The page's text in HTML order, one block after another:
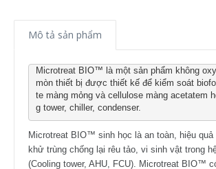
Mô tả sản phẩm
Microtreat BIO™ là một sản phẩm không
mòn thiết bị được thiết kế để kiểm soát
te màng mỏng và cellulose màng acetatem
g tower, chiller, condenser.
Microtreat BIO™ sinh học là an toàn, hiệu quả
khử trùng chống lại rêu tảo, vi sinh vật trong
(Cooling tower, AHU, FCU). Microtreat BIO™